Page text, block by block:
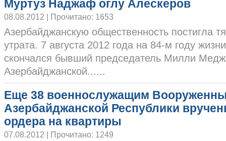
Муртуз Наджаф оглу Алескеров
08.08.2012 | Прочитано: 1653
Азербайджанскую общественность постигла
утрата. 7 августа 2012 года на 84-м году жизни
скончался бывший председатель Милли
Азербайджанской......
Еще 38 военнослужащим
Азербайджанской Республики
ордера на квартиры
07.08.2012 | Прочитано: 1249